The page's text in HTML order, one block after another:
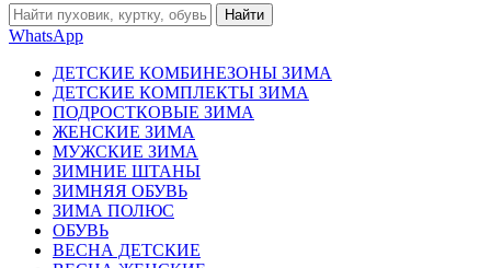
Найти
WhatsApp
ДЕТСКИЕ КОМБИНЕЗОНЫ ЗИМА
ДЕТСКИЕ КОМПЛЕКТЫ ЗИМА
ПОДРОСТКОВЫЕ ЗИМА
ЖЕНСКИЕ ЗИМА
МУЖСКИЕ ЗИМА
ЗИМНИЕ ШТАНЫ
ЗИМНЯЯ ОБУВЬ
ЗИМА ПОЛЮС
ОБУВЬ
ВЕСНА ДЕТСКИЕ